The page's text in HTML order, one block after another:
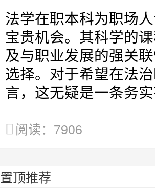
法学在职本科为职场
宝贵机会。其科学的
及与职业发展的强关
选择。对于希望在法
言，这无疑是一条务
阅读：7906
置顶推荐